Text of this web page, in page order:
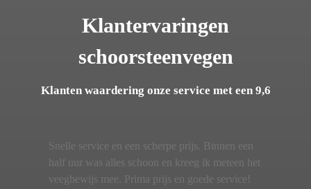
Klantervaringen
schoorsteenvegen
Klanten waardering onze service met een 9,6
Snelle service en een scherpe prijs. Binnen een
half uur was alles schoon en kreeg ik meteen het
veegbewijs mee. Prima prijs en goede service!